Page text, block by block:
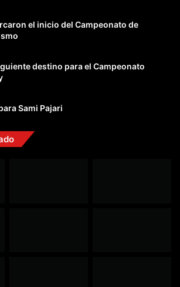
el inicio del Campeonato de
destino para el Campeonato
Sami Pajari